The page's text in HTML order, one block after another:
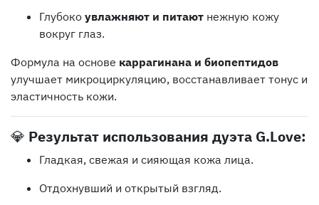
Глубоко увлажняют и питают нежную кожу
вокруг глаз.
Формула на основе каррагинана и биопептидов
улучшает микроциркуляцию, восстанавливает тонус и
эластичность кожи.
💎 Результат использования дуэта G.Love:
Гладкая, свежая и сияющая кожа лица.
Отдохнувший и открытый взгляд.